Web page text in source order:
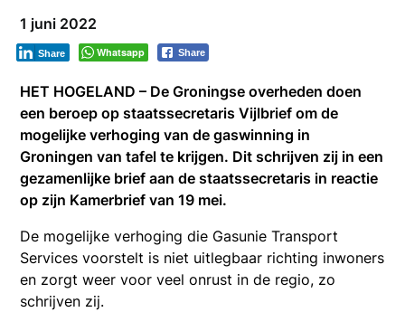
1 juni 2022
Whatsapp Share
Share
HET HOGELAND – De Groningse overheden doen
een beroep op staatssecretaris Vijlbrief om de
mogelijke verhoging van de gaswinning in
Groningen van tafel te krijgen. Dit schrijven zij in een
gezamenlijke brief aan de staatssecretaris in reactie
op zijn Kamerbrief van 19 mei.
De mogelijke verhoging die Gasunie Transport
Services voorstelt is niet uitlegbaar richting inwoners
en zorgt weer voor veel onrust in de regio, zo
schrijven zij.